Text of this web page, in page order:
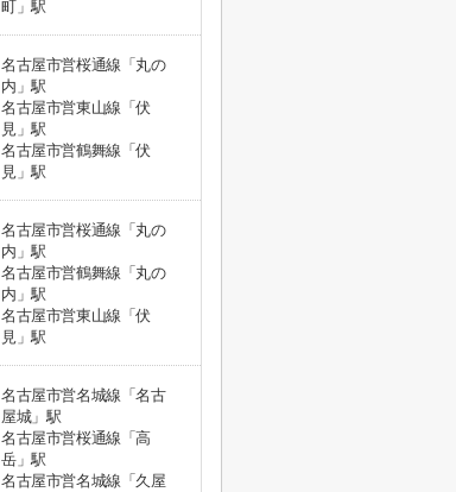
町」駅
名古屋市営桜通線「丸の
内」駅
名古屋市営東山線「伏
見」駅
名古屋市営鶴舞線「伏
見」駅
名古屋市営桜通線「丸の
内」駅
名古屋市営鶴舞線「丸の
内」駅
名古屋市営東山線「伏
見」駅
名古屋市営名城線「名古
屋城」駅
名古屋市営桜通線「高
岳」駅
名古屋市営名城線「久屋